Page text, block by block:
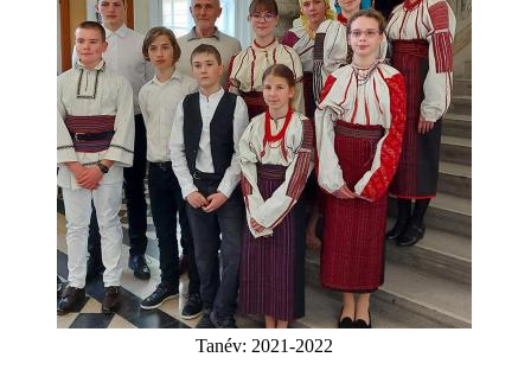
Tanév: 2021-2022